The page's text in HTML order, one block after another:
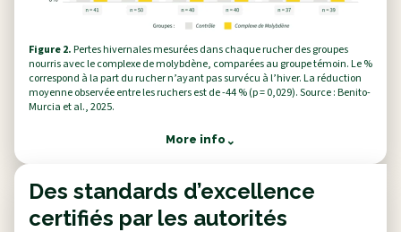
Figure 2.Pertes hivernales mesurées dans chaque rucher des groupes
nourris avec le complexe de molybdène, comparées au groupe témoin. Le %
correspond à la part du rucher n’ayant pas survécu à l’hiver. La réduction
moyenne observée entre les ruchers est de -44 % (p = 0,029). Source : Benito-
Murcia et al., 2025.
More info ⌃
Des standards d’excellence
certifiés par les autorités